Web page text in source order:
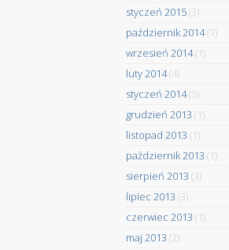
styczeń 2015(3)
październik 2014(1)
wrzesień 2014(1)
luty 2014(4)
styczeń 2014(5)
grudzień 2013 (1)
listopad 2013 (1)
październik 2013 (1)
sierpień 2013 (3)
lipiec 2013 (3)
czerwiec 2013 (1)
maj 2013 (2)